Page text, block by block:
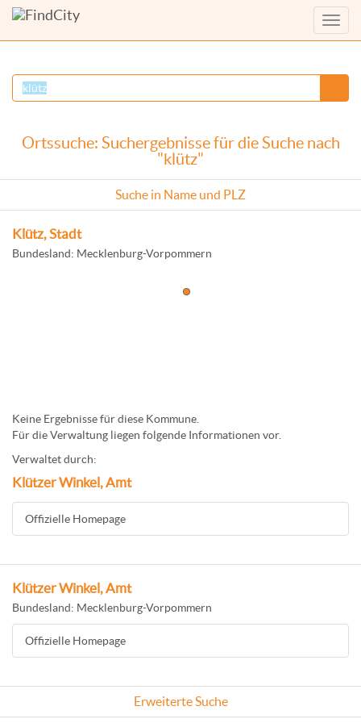
Menü
Ortssuche: Suchergebnisse für die Suche nach
"klütz"
Suche in Name und PLZ
Klütz, Stadt
Bundesland: Mecklenburg-Vorpommern
Keine Ergebnisse für diese Kommune.
Für die Verwaltung liegen folgende Informationen vor.
Verwaltet durch:
Klützer Winkel, Amt
Offizielle Homepage
Klützer Winkel, Amt
Bundesland: Mecklenburg-Vorpommern
Offizielle Homepage
Erweiterte Suche